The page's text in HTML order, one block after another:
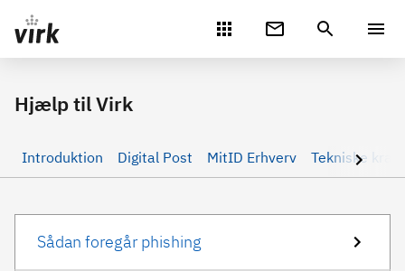
Gå direkte til indhold
Hjælp til Virk
Introduktion Digital Post MitID Erhverv Tekniske krav
Sådan foregår phishing